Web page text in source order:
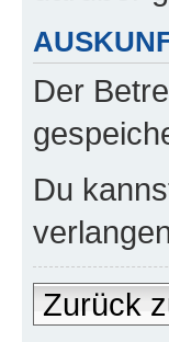
Der
Du
Zurück